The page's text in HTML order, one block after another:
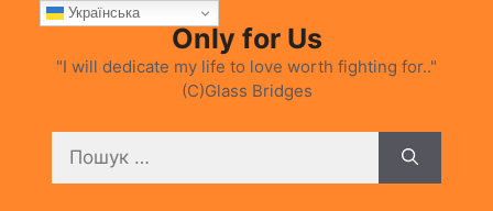
Перейти
вмісту
Only for Us
"I will dedicate my life to love worth fighting for.."
(C)Glass Bridges
Українська